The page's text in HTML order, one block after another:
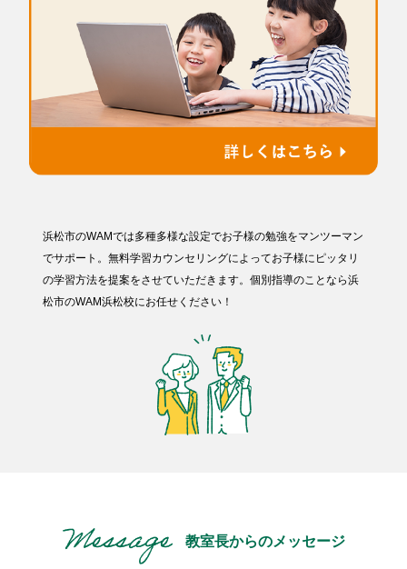
浜松市のWAMでは多種多様な設定でお子様の勉強をマンツーマン
でサポート。無料学習カウンセリングによってお子様にピッタリ
の学習方法を提案をさせていただきます。個別指導のことなら浜
松市のWAM浜松校にお任せください！
教室長からのメッセージ